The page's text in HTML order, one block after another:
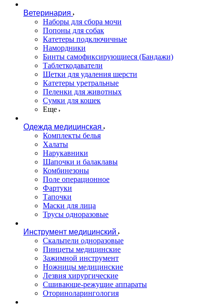
Ветеринария
Наборы для сбора мочи
Попоны для собак
Катетеры подключичные
Намордники
Бинты самофиксирующиеся (Бандажи)
Таблеткодаватели
Щетки для удаления шерсти
Катетеры уретральные
Пеленки для животных
Сумки для кошек
Еще
Одежда медицинская
Комплекты белья
Халаты
Нарукавники
Шапочки и балаклавы
Комбинезоны
Поле операционное
Фартуки
Тапочки
Маски для лица
Трусы одноразовые
Инструмент медицинский
Скальпели одноразовые
Пинцеты медицинские
Зажимной инструмент
Ножницы медицинские
Лезвия хирургические
Сшивающе-режущие аппараты
Оториноларингология